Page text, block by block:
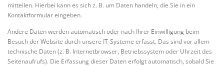
mitteilen. Hierbei kann es sich z. B. um Daten handeln, die Sie in ein
Kontaktformular eingeben.
Andere Daten werden automatisch oder nach Ihrer Einwilligung beim
Besuch der Website durch unsere IT-Systeme erfasst. Das sind vor allem
technische Daten (z. B. Internetbrowser, Betriebssystem oder Uhrzeit des
Seitenaufrufs). Die Erfassung dieser Daten erfolgt automatisch, sobald Sie